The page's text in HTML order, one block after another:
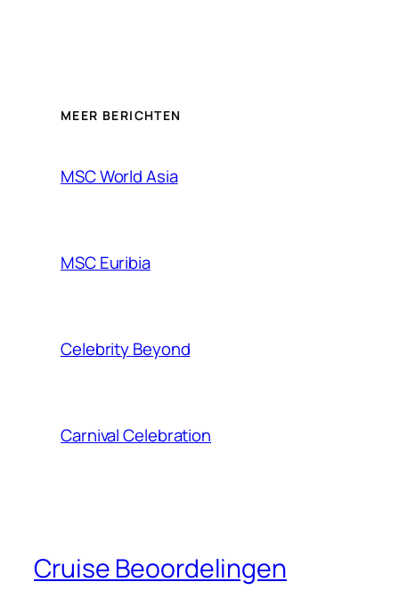
MEER BERICHTEN
MSC World Asia
MSC Euribia
Celebrity Beyond
Carnival Celebration
Cruise Beoordelingen